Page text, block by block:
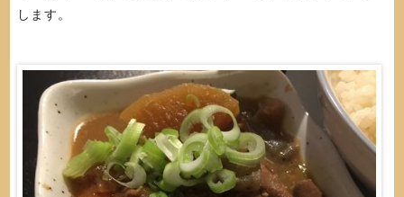
します。